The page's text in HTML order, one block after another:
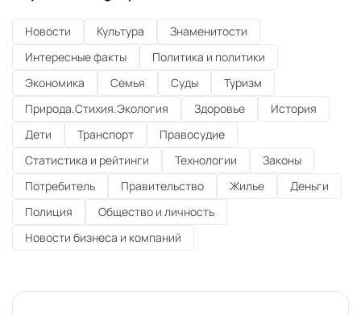
Новости Культура
Знаменитости
Интересные факты
Политика и политики
Экономика
Семья Суды
Туризм
Природа.Стихия.Экология
Здоровье
История
Дети
Транспорт
Правосудие
Статистика и рейтинги
Технологии
Законы
Потребитель
Правительство Жилье
Деньги
Полиция
Общество и личность
Новости бизнеса и компаний